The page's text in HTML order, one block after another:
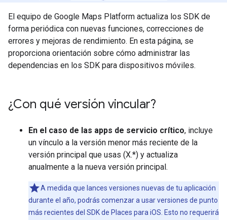
El equipo de Google Maps Platform actualiza los SDK de
forma periódica con nuevas funciones, correcciones de
errores y mejoras de rendimiento. En esta página, se
proporciona orientación sobre cómo administrar las
dependencias en los SDK para dispositivos móviles.
¿Con qué versión vincular?
En el caso de las apps de servicio crítico, incluye
un vínculo a la versión menor más reciente de la
versión principal que usas (X.*) y actualiza
anualmente a la nueva versión principal.
A medida que lances versiones nuevas de tu aplicación
durante el año, podrás comenzar a usar versiones de punto
más recientes del SDK de Places para iOS. Esto no requerirá